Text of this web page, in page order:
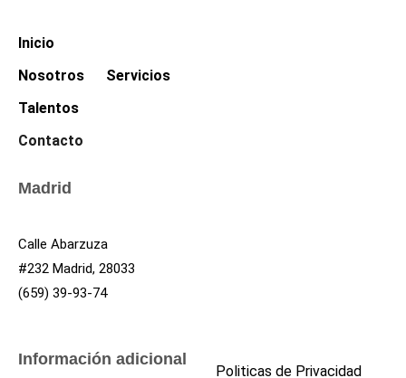
Inicio
Nosotros
Servicios
Talentos
Contacto
Madrid
Calle Abarzuza
#232 Madrid, 28033
(659) 39-93-74
Información adicional
Politicas de Privacidad